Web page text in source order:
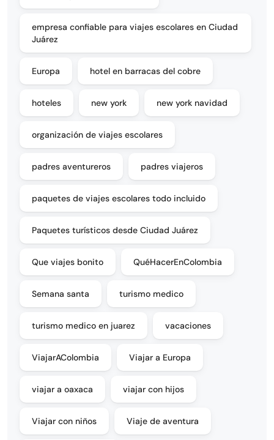
empresa confiable para viajes escolares en Ciudad
Juárez
Europa hotel en barracas del cobre
hoteles new york new york navidad
organización de viajes escolares
padres aventureros padres viajeros
paquetes de viajes escolares todo incluido
Paquetes turísticos desde Ciudad Juárez
Que viajes bonito QuéHacerEnColombia
Semana santa turismo medico
turismo medico en juarez vacaciones
ViajarAColombia Viajar a Europa
viajar a oaxaca viajar con hijos
Viajar con niños Viaje de aventura